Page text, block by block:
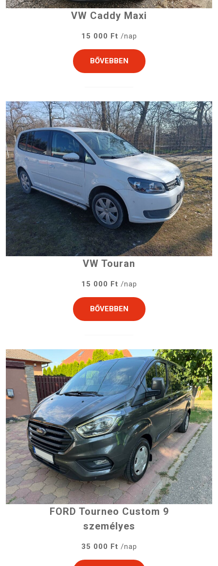
VW Caddy Maxi
15 000 Ft /nap
BŐVEBBEN
VW Touran
15 000 Ft /nap
BŐVEBBEN
FORD Tourneo Custom 9
személyes
35 000 Ft /nap